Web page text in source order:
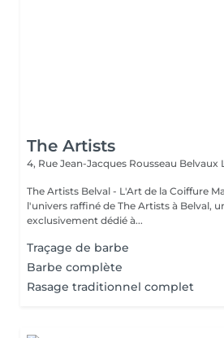
The Artists
4, Rue Jean-Jacques Rousseau Belvaux
The Artists Belval - L'Art de la Coiffure Masculine
l'univers raffiné de The Artists à Belval,
exclusivement dédié à...
Traçage de barbe
Barbe complète
Rasage traditionnel complet